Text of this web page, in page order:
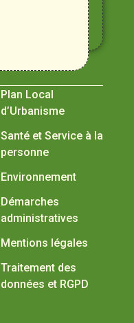
Plan Local
d’Urbanisme
Santé et Service à la
personne
Environnement
Démarches
administratives
Mentions légales
Traitement des
données et RGPD